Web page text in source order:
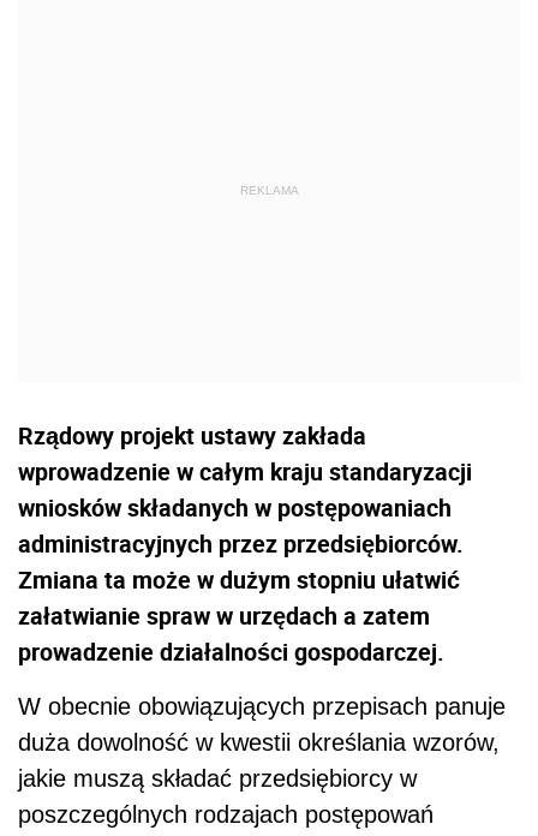
Rządowy projekt ustawy zakłada
wprowadzenie w całym kraju standaryzacji
wniosków składanych w postępowaniach
administracyjnych przez przedsiębiorców.
Zmiana ta może w dużym stopniu ułatwić
załatwianie spraw w urzędach a zatem
prowadzenie działalności gospodarczej.
W obecnie obowiązujących przepisach panuje
duża dowolność w kwestii określania wzorów,
jakie muszą składać przedsiębiorcy w
poszczególnych rodzajach postępowań